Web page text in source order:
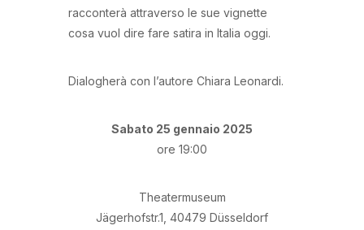
racconterà attraverso le sue vignette
cosa vuol dire fare satira in Italia oggi.
Dialogherà con l’autore Chiara Leonardi.
Sabato 25 gennaio 2025
ore 19:00
Theatermuseum
Jägerhofstr.1, 40479 Düsseldorf